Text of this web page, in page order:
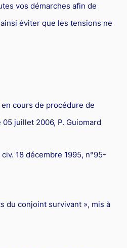
vos démarches afin de
éviter que les tensions ne
cours de procédure de
juillet 2006, P. Guiomard
18 décembre 1995, n°95-
du conjoint survivant », mis à